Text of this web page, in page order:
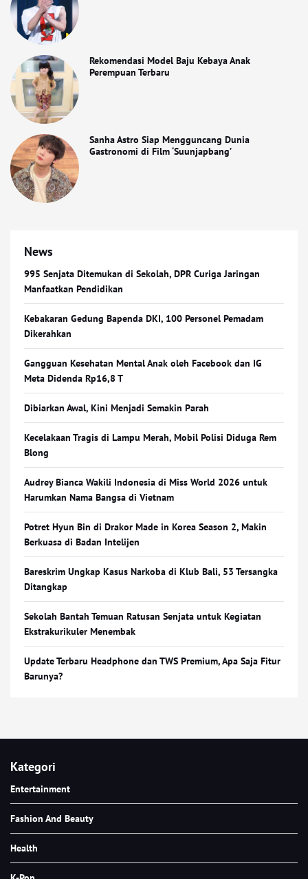
Rekomendasi Model Baju Kebaya Anak
Perempuan Terbaru
Sanha Astro Siap Mengguncang Dunia
Gastronomi di Film ‘Suunjapbang’
News
995 Senjata Ditemukan di Sekolah, DPR Curiga Jaringan
Manfaatkan Pendidikan
Kebakaran Gedung Bapenda DKI, 100 Personel Pemadam
Dikerahkan
Gangguan Kesehatan Mental Anak oleh Facebook dan IG
Meta Didenda Rp16,8 T
Dibiarkan Awal, Kini Menjadi Semakin Parah
Kecelakaan Tragis di Lampu Merah, Mobil Polisi Diduga Rem
Blong
Audrey Bianca Wakili Indonesia di Miss World 2026 untuk
Harumkan Nama Bangsa di Vietnam
Potret Hyun Bin di Drakor Made in Korea Season 2, Makin
Berkuasa di Badan Intelijen
Bareskrim Ungkap Kasus Narkoba di Klub Bali, 53 Tersangka
Ditangkap
Sekolah Bantah Temuan Ratusan Senjata untuk Kegiatan
Ekstrakurikuler Menembak
Update Terbaru Headphone dan TWS Premium, Apa Saja Fitur
Barunya?
Kategori
Entertainment
Fashion And Beauty
Health